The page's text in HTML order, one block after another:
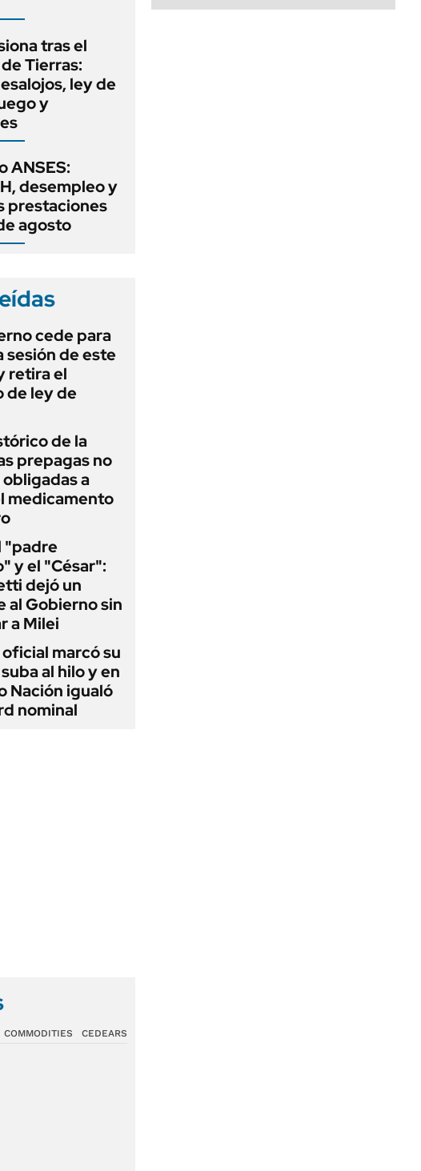
tras el
Tierras:
ley de
y
ANSES:
desempleo y
prestaciones
agosto
cede para
sesión de este
retira el
de ley de
de la
prepagas no
a
medicamento
"padre
y el "César":
dejó un
al Gobierno sin
a Milei
marcó su
al hilo y en
Nación igualó
nominal
COMMODITIES CEDEARS